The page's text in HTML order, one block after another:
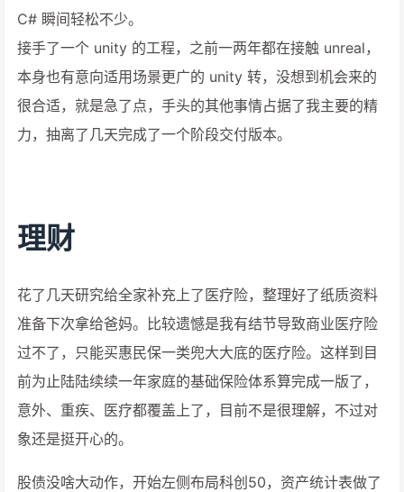
C# 瞬间轻松不少。
接手了一个 unity 的工程，之前一两年都在接触 unreal，
本身也有意向适用场景更广的 unity 转，没想到机会来的
很合适，就是急了点，手头的其他事情占据了我主要的精
力，抽离了几天完成了一个阶段交付版本。
理财
花了几天研究给全家补充上了医疗险，整理好了纸质资料
准备下次拿给爸妈。比较遗憾是我有结节导致商业医疗险
过不了，只能买惠民保一类兜大大底的医疗险。这样到目
前为止陆陆续续一年家庭的基础保险体系算完成一版了，
意外、重疾、医疗都覆盖上了，目前不是很理解，不过对
象还是挺开心的。
股债没啥大动作，开始左侧布局科创50，资产统计表做了